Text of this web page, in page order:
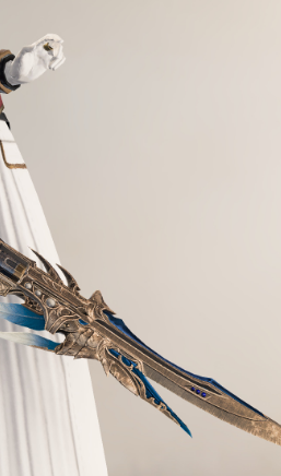
口隠し
ネイル
ノースリーブ
半袖